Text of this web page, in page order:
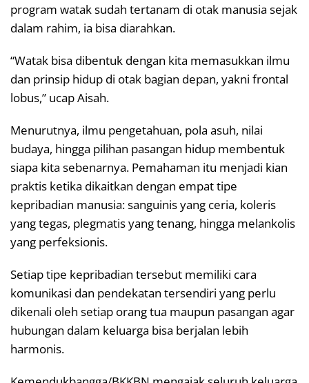
program watak sudah tertanam di otak manusia sejak
dalam rahim, ia bisa diarahkan.
“Watak bisa dibentuk dengan kita memasukkan ilmu
dan prinsip hidup di otak bagian depan, yakni frontal
lobus,” ucap Aisah.
Menurutnya, ilmu pengetahuan, pola asuh, nilai
budaya, hingga pilihan pasangan hidup membentuk
siapa kita sebenarnya. Pemahaman itu menjadi kian
praktis ketika dikaitkan dengan empat tipe
kepribadian manusia: sanguinis yang ceria, koleris
yang tegas, plegmatis yang tenang, hingga melankolis
yang perfeksionis.
Setiap tipe kepribadian tersebut memiliki cara
komunikasi dan pendekatan tersendiri yang perlu
dikenali oleh setiap orang tua maupun pasangan agar
hubungan dalam keluarga bisa berjalan lebih
harmonis.